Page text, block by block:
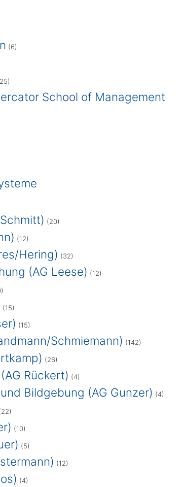
(6)
School of Management
(20)
(12)
Hering) (32)
(AG Leese) (12)
(15)
(15)
Schmiemann) (142)
(26)
Rückert) (4)
Bildgebung (AG Gunzer) (4)
(10)
(5)
(12)
(4)